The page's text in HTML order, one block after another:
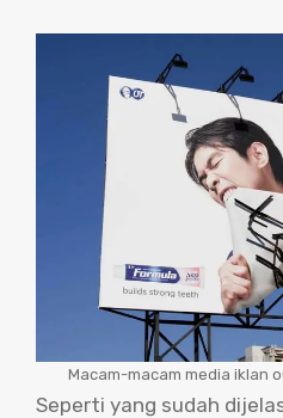
Macam-macam media iklan
Seperti yang sudah